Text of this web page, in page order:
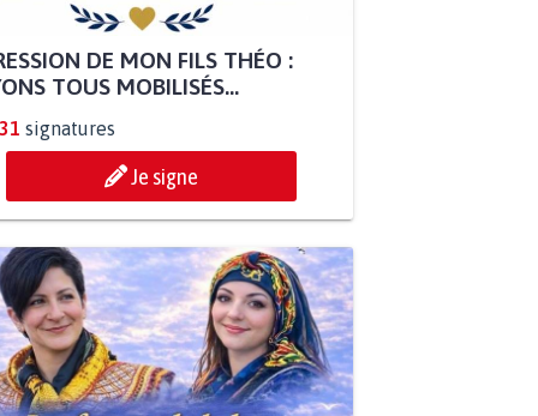
DE MON FILS THÉO :
TOUS MOBILISÉS...
signatures
Je signe